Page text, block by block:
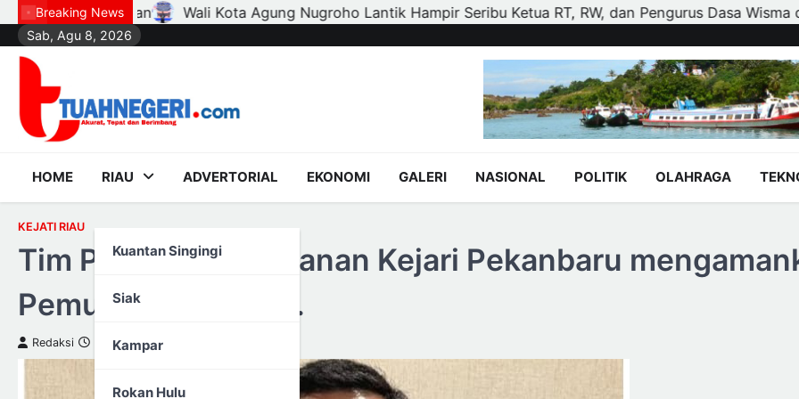
Skip
content
Breaking News
Nugroho Lantik Hampir Seribu Ketua RT, RW, dan Pengurus Dasa Wisma di Tujuh Kecamatan Polisi dan
Sab, Agu 8, 2026
HOME RIAU
Kuantan Singingi
Siak
Kampar
Rokan Hulu
ADVERTORIAL EKONOMI GALERI NASIONAL POLITIK OLAHRAGA
KEJATI RIAU
Tim Pegawalan Tahanan Kejari Pekanbaru
Pemuda inisial DEK.
Redaksi 10 September 2024